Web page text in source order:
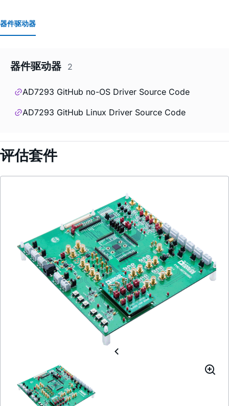
器件驱动器
器件驱动器 2
AD7293 GitHub no-OS Driver Source Code
AD7293 GitHub Linux Driver Source Code
评估套件